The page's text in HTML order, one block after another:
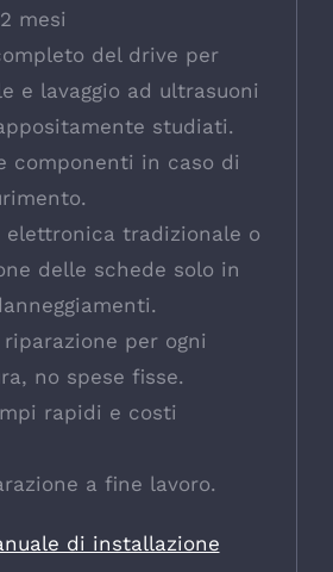
mesi
del drive per
e lavaggio ad ultrasuoni
studiati.
componenti in caso di
tradizionale o
delle schede solo in
per ogni
no spese fisse.
rapidi e costi
a fine lavoro.
di installazione